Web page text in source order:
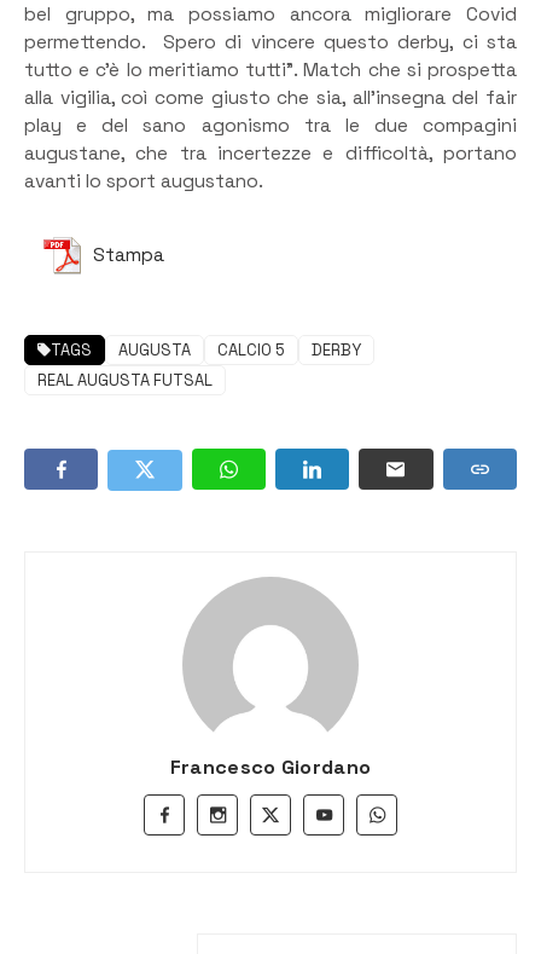
bel gruppo, ma possiamo ancora migliorare Covid
permettendo. Spero di vincere questo derby, ci sta
tutto e c’è lo meritiamo tutti”. Match che si prospetta
alla vigilia, coì come giusto che sia, all’insegna del fair
play e del sano agonismo tra le due compagini
augustane, che tra incertezze e difficoltà, portano
avanti lo sport augustano.
Stampa
TAGS AUGUSTA CALCIO 5
DERBY
REAL AUGUSTA FUTSAL
Francesco Giordano